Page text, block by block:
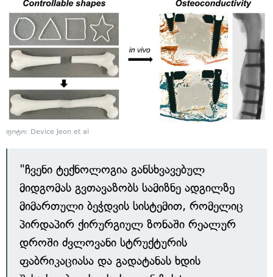
ფოტო: Device Jeon et al
"ჩვენი ტექნოლოგია განსხვავებულ
მიდგომას გვთავაზობს სამიზნე ადგილზე
მიმართული ბეჭდვის სისტემით, რომელიც
პირდაპირ ქირურგიულ ზონაში რეალურ
დროში ძვლოვანი სტრუქტურის
ფაბრიკაციასა და გადატანას ხდის